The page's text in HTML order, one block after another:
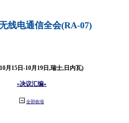
线电通信全会(RA-07)
月15日-10月19日,瑞士,日内瓦)
«决议汇编»
全部收缩